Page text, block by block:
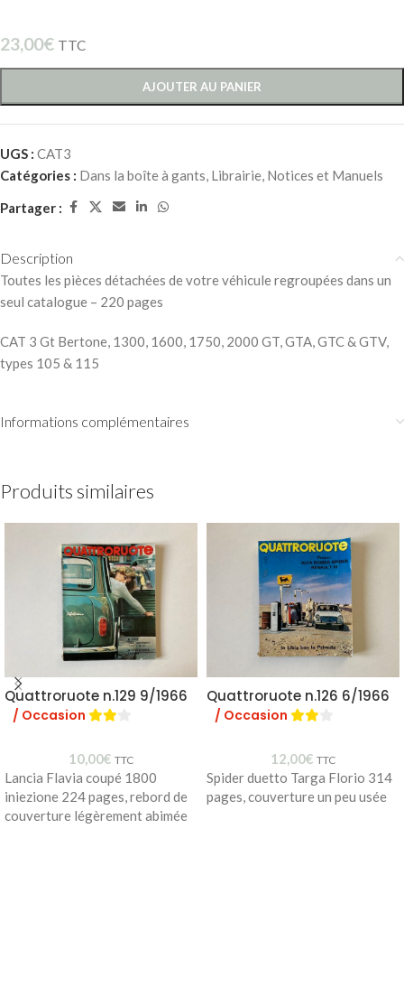
23,00€ TTC
AJOUTER AU PANIER
UGS : CAT3
Catégories : Dans la boîte à gants, Librairie, Notices et Manuels
Partager :
Description
Toutes les pièces détachées de votre véhicule regroupées dans un
seul catalogue – 220 pages
CAT 3 Gt Bertone, 1300, 1600, 1750, 2000 GT, GTA, GTC & GTV,
types 105 & 115
Informations complémentaires
Produits similaires
Quattroruote n.129 9/1966
/ Occasion
10,00€ TTC
Lancia Flavia coupé 1800
iniezione 224 pages, rebord de
couverture légèrement abimée
Quattroruote n.126 6/1966
/ Occasion
12,00€ TTC
Spider duetto Targa Florio 314
pages, couverture un peu usée